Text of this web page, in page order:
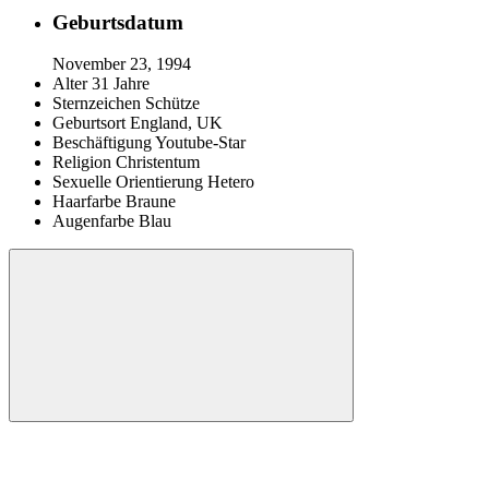
Geburtsdatum
November 23, 1994
Alter 31 Jahre
Sternzeichen Schütze
Geburtsort England, UK
BeschäftigungYoutube-Star
Religion Christentum
Sexuelle Orientierung Hetero
Haarfarbe Braune
Augenfarbe Blau